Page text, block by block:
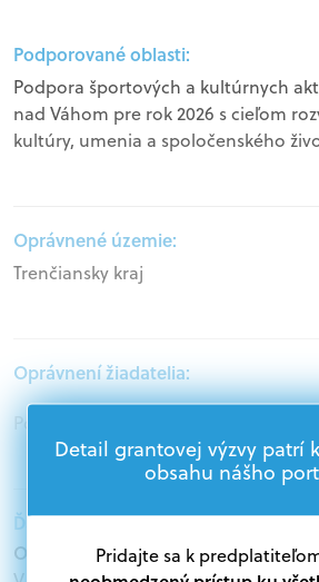
Podporované oblasti:
Podpora športových a kultúrnych
nad Váhom pre rok 2026 s cieľom
kultúry, umenia a spoločenského
Oprávnené územie:
Trenčiansky kraj
Oprávnení žiadatelia:
Podnikatelia, Mimovládne organizácie
Ďalšie informácie:
Oprávnení žiadatelia:
Detail grantovej výzvy patrí
obsahu nášho
Pridajte sa k